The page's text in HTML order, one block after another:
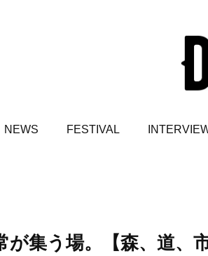
NEWS FESTIVAL
集う場。【森、道、